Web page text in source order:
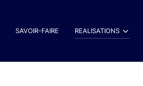
SAVOIR-FAIRE REALISATIONS